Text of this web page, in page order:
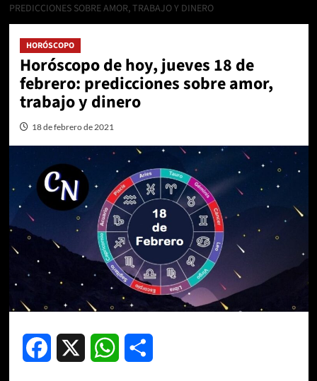
PREDICCIONES SOBRE AMOR, TRABAJO Y DINERO
HORÓSCOPO
Horóscopo de hoy, jueves 18 de
febrero: predicciones sobre amor,
trabajo y dinero
18 de febrero de 2021
Facebook WhatsApp